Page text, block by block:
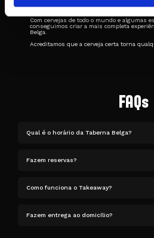
para qualquer prato do nosso menu ou
Com cervejas de todo o mundo e algumas
conseguimos criar a mais completa
Belga.
Acreditamos que a cerveja certa torna
FAQs
Qual é o horário da Taberna Belga?
Fazem reservas?
Como funciona o Takeaway?
Fazem entrega ao domicílio?